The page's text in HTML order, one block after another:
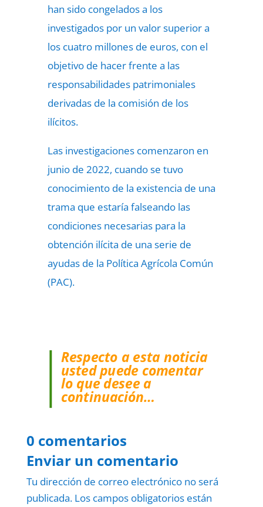
han sido congelados a los
investigados por un valor superior a
los cuatro millones de euros, con el
objetivo de hacer frente a las
responsabilidades patrimoniales
derivadas de la comisión de los
ilícitos.
Las investigaciones comenzaron en
junio de 2022, cuando se tuvo
conocimiento de la existencia de una
trama que estaría falseando las
condiciones necesarias para la
obtención ilícita de una serie de
ayudas de la Política Agrícola Común
(PAC).
Respecto a esta noticia
usted puede comentar
lo que desee a
continuación…
0 comentarios
Enviar un comentario
Tu dirección de correo electrónico no será
publicada. Los campos obligatorios están